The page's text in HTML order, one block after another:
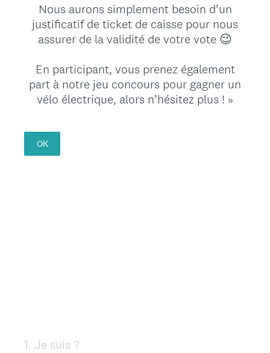
Nous aurons simplement besoin d’un
justificatif de ticket de caisse pour nous
assurer de la validité de votre vote 😉
En participant, vous prenez également
part à notre jeu concours pour gagner un
vélo électrique, alors n’hésitez plus ! »
OK
Question
1. Je suis ?